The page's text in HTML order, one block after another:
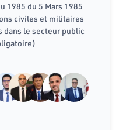
1985 du 5 Mars 1985
civiles et militaires
dans le secteur public